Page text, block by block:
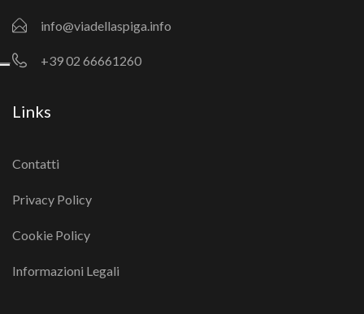
info@viadellaspiga.info
+39 02 66661260
Links
Contatti
Privacy Policy
Cookie Policy
Informazioni Legali